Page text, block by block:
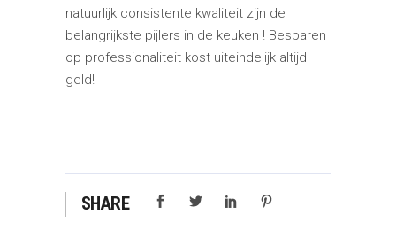
natuurlijk consistente kwaliteit zijn de
belangrijkste pijlers in de keuken ! Besparen
op professionaliteit kost uiteindelijk altijd
geld!
SHARE